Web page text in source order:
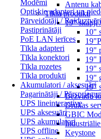
Modēmi
Optiskie adapteri un
Pārveidotāji /
Pastiprinātāji
PoE LAN ierīces
Tīkla adapteri
Tīkla konektori
Tīkla rozetes
Tīkla produkti
Akumulatori / aksesuāri
Pagarinātāji /
UPS lineinteractive
UPS aksesuāri
UPS akumulatori
UPS offline
Antenu
Tīkla produkti
19" skapji
10"
19"
19"
19"
19"
19"
Bezvadu
Drukas
GBIC
Keystone